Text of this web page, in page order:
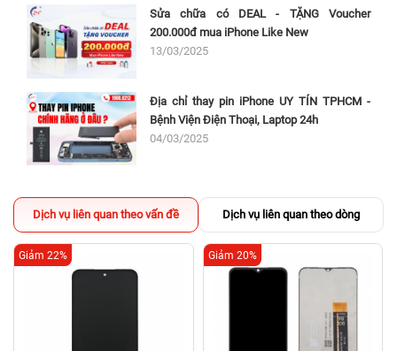
Sửa chữa có DEAL - TẶNG Voucher
200.000đ mua iPhone Like New
13/03/2025
Địa chỉ thay pin iPhone UY TÍN TPHCM -
Bệnh Viện Điện Thoại, Laptop 24h
04/03/2025
Dịch vụ liên quan theo vấn đề Dịch vụ liên quan theo dòng
Giảm 22% Giảm 20%